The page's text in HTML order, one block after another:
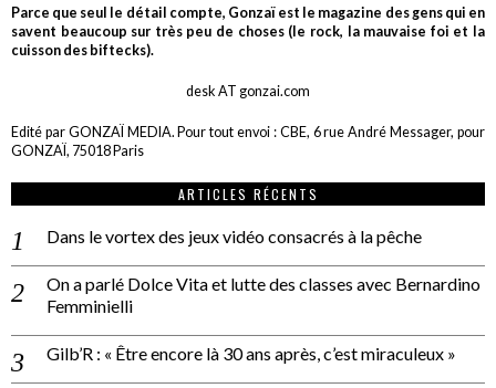
Parce que seul le détail compte, Gonzaï est le magazine des gens qui en
savent beaucoup sur très peu de choses (le rock, la mauvaise foi et la
cuisson des biftecks).
desk AT gonzai.com
Edité par GONZAÏ MEDIA. Pour tout envoi : CBE, 6 rue André Messager, pour
GONZAÏ, 75018 Paris
ARTICLES RÉCENTS
Dans le vortex des jeux vidéo consacrés à la pêche
On a parlé Dolce Vita et lutte des classes avec Bernardino
Femminielli
Gilb’R : « Être encore là 30 ans après, c’est miraculeux »